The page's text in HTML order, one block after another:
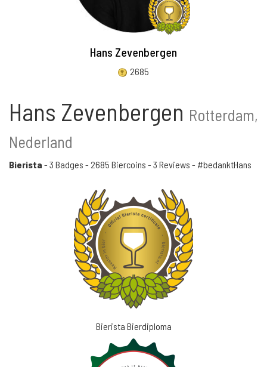
Hans Zevenbergen
2685
Hans Zevenbergen Rotterdam,
Nederland
Bierista - 3 Badges - 2685 Biercoins - 3 Reviews - #bedanktHans
Bierista Bierdiploma